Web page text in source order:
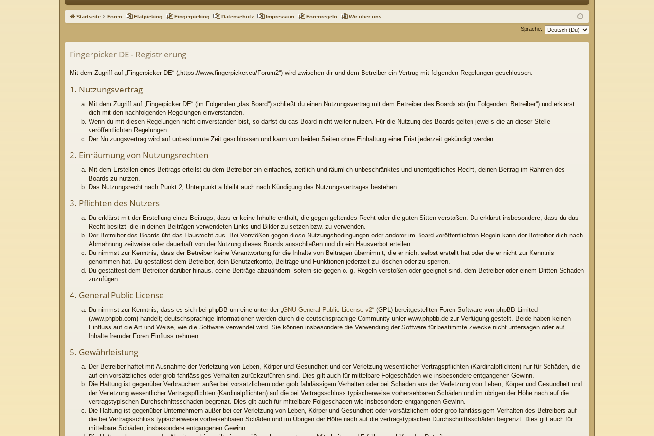
ne
ug
riff
Q m
el
de
ist
rie
re
Startseite Foren Flatpicking Fingerpicking Datenschutz Impressum Forenregeln Wir über uns
Sprache:
Fingerpicker DE - Registrierung
Mit dem Zugriff auf „Fingerpicker DE“ („https://www.fingerpicker.eu/Forum2“) wird zwischen dir und dem Betreiber ein Vertrag mit folgenden Regelungen geschlossen:
1. Nutzungsvertrag
Mit dem Zugriff auf „Fingerpicker DE“ (im Folgenden „das Board“) schließt du einen Nutzungsvertrag mit dem Betreiber des Boards ab (im Folgenden „Betreiber“) und erklärst
dich mit den nachfolgenden Regelungen einverstanden.
Wenn du mit diesen Regelungen nicht einverstanden bist, so darfst du das Board nicht weiter nutzen. Für die Nutzung des Boards gelten jeweils die an dieser Stelle
veröffentlichten Regelungen.
Der Nutzungsvertrag wird auf unbestimmte Zeit geschlossen und kann von beiden Seiten ohne Einhaltung einer Frist jederzeit gekündigt werden.
2. Einräumung von Nutzungsrechten
Mit dem Erstellen eines Beitrags erteilst du dem Betreiber ein einfaches, zeitlich und räumlich unbeschränktes und unentgeltliches Recht, deinen Beitrag im Rahmen des
Boards zu nutzen.
Das Nutzungsrecht nach Punkt 2, Unterpunkt a bleibt auch nach Kündigung des Nutzungsvertrages bestehen.
3. Pflichten des Nutzers
Du erklärst mit der Erstellung eines Beitrags, dass er keine Inhalte enthält, die gegen geltendes Recht oder die guten Sitten verstoßen. Du erklärst insbesondere, dass du das
Recht besitzt, die in deinen Beiträgen verwendeten Links und Bilder zu setzen bzw. zu verwenden.
Der Betreiber des Boards übt das Hausrecht aus. Bei Verstößen gegen diese Nutzungsbedingungen oder anderer im Board veröffentlichten Regeln kann der Betreiber dich nach
Abmahnung zeitweise oder dauerhaft von der Nutzung dieses Boards ausschließen und dir ein Hausverbot erteilen.
Du nimmst zur Kenntnis, dass der Betreiber keine Verantwortung für die Inhalte von Beiträgen übernimmt, die er nicht selbst erstellt hat oder die er nicht zur Kenntnis
genommen hat. Du gestattest dem Betreiber, dein Benutzerkonto, Beiträge und Funktionen jederzeit zu löschen oder zu sperren.
Du gestattest dem Betreiber darüber hinaus, deine Beiträge abzuändern, sofern sie gegen o. g. Regeln verstoßen oder geeignet sind, dem Betreiber oder einem Dritten Schaden
zuzufügen.
4. General Public License
Du nimmst zur Kenntnis, dass es sich bei phpBB um eine unter der „GNU General Public License v2“ (GPL) bereitgestellten Foren-Software von phpBB Limited
(www.phpbb.com) handelt; deutschsprachige Informationen werden durch die deutschsprachige Community unter www.phpbb.de zur Verfügung gestellt. Beide haben keinen
Einfluss auf die Art und Weise, wie die Software verwendet wird. Sie können insbesondere die Verwendung der Software für bestimmte Zwecke nicht untersagen oder auf
Inhalte fremder Foren Einfluss nehmen.
5. Gewährleistung
Der Betreiber haftet mit Ausnahme der Verletzung von Leben, Körper und Gesundheit und der Verletzung wesentlicher Vertragspflichten (Kardinalpflichten) nur für Schäden, die
auf ein vorsätzliches oder grob fahrlässiges Verhalten zurückzuführen sind. Dies gilt auch für mittelbare Folgeschäden wie insbesondere entgangenen Gewinn.
Die Haftung ist gegenüber Verbrauchern außer bei vorsätzlichem oder grob fahrlässigem Verhalten oder bei Schäden aus der Verletzung von Leben, Körper und Gesundheit und
der Verletzung wesentlicher Vertragspflichten (Kardinalpflichten) auf die bei Vertragsschluss typischerweise vorhersehbaren Schäden und im übrigen der Höhe nach auf die
vertragstypischen Durchschnittsschäden begrenzt. Dies gilt auch für mittelbare Folgeschäden wie insbesondere entgangenen Gewinn.
Die Haftung ist gegenüber Unternehmern außer bei der Verletzung von Leben, Körper und Gesundheit oder vorsätzlichem oder grob fahrlässigem Verhalten des Betreibers auf
die bei Vertragsschluss typischerweise vorhersehbaren Schäden und im Übrigen der Höhe nach auf die vertragstypischen Durchschnittsschäden begrenzt. Dies gilt auch für
mittelbare Schäden, insbesondere entgangenen Gewinn.